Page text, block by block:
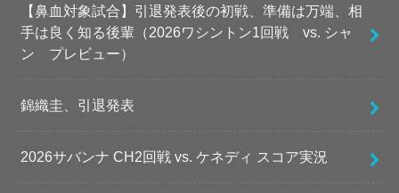
【鼻血対象試合】引退発表後の初戦、準備は万端、相
手は良く知る後輩（2026ワシントン1回戦 vs. シャ
ン プレビュー）
錦織圭、引退発表
2026サバンナ CH2回戦 vs. ケネディ スコア実況